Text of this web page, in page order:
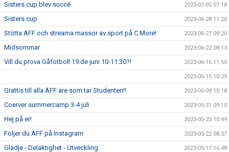
Sisters cup blev succé 2023-07-05 07:18
Sisters cup 2023-06-28 11:20
Stötta ÄFF och streama massor av sport på C More! 2023-06-27 09:20
Midsommar 2023-06-22 08:13
Vill du prova Gåfotboll 19:de juni 10-11:30?! 2023-06-16 11:50
2023-06-15 10:29
Grattis till alla ÄFF:are som tar Studenten!! 2023-06-09 10:18
Coerver summercamp 3-4 juli 2023-05-31 09:10
Hej på er! 2023-05-25 10:49
Följer du ÄFF på Instagram 2023-05-22 08:57
Glädje - Delaktighet - Utveckling 2023-05-17 16:48